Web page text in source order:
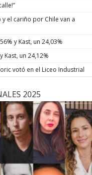
el cariño por Chile van a
y Kast, un 24,03%
Kast, un 24,12%
votó en el Liceo Industrial
2025